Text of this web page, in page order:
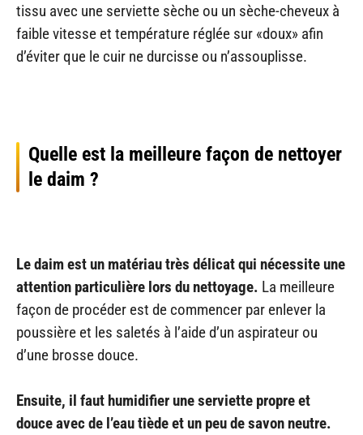
tissu avec une serviette sèche ou un sèche-cheveux à
faible vitesse et température réglée sur «doux» afin
d’éviter que le cuir ne durcisse ou n’assouplisse.
Quelle est la meilleure façon de nettoyer
le daim ?
Le daim est un matériau très délicat qui nécessite une
attention particulière lors du nettoyage. La meilleure
façon de procéder est de commencer par enlever la
poussière et les saletés à l’aide d’un aspirateur ou
d’une brosse douce.
Ensuite, il faut humidifier une serviette propre et
douce avec de l’eau tiède et un peu de savon neutre.